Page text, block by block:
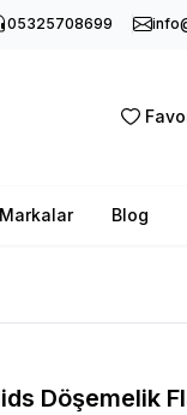
05325708699
Markalar Blog
Döşemelik